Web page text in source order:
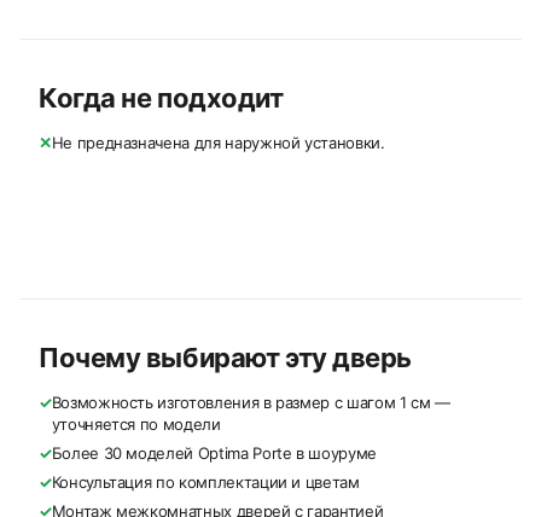
Когда не подходит
✕Не предназначена для наружной установки.
Почему выбирают эту дверь
✓Возможность изготовления в размер с шагом 1 см —
уточняется по модели
✓Более 30 моделей Optima Porte в шоуруме
✓Консультация по комплектации и цветам
✓Монтаж межкомнатных дверей с гарантией